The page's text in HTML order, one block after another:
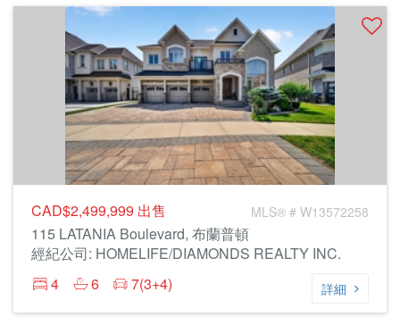
CAD$2,499,999 出售 MLS® # W13572258
115 LATANIA Boulevard, 布蘭普頓
經紀公司: HOMELIFE/DIAMONDS REALTY INC.
4
6 7(3+4) 詳細